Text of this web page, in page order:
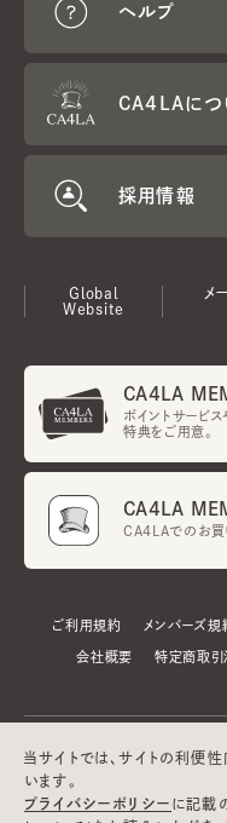
ヘルプ
CA4LAにつ
採用情報
Global
Website
メ
CA4LA
ポイントサービ
特典をご用意。
CA4LA
CA4LAでのお買
ご利用規約 メンバーズ規
会社概要 特定商取引
当サイトでは、サイトの利便
います。
プライバシーポリシー に記載